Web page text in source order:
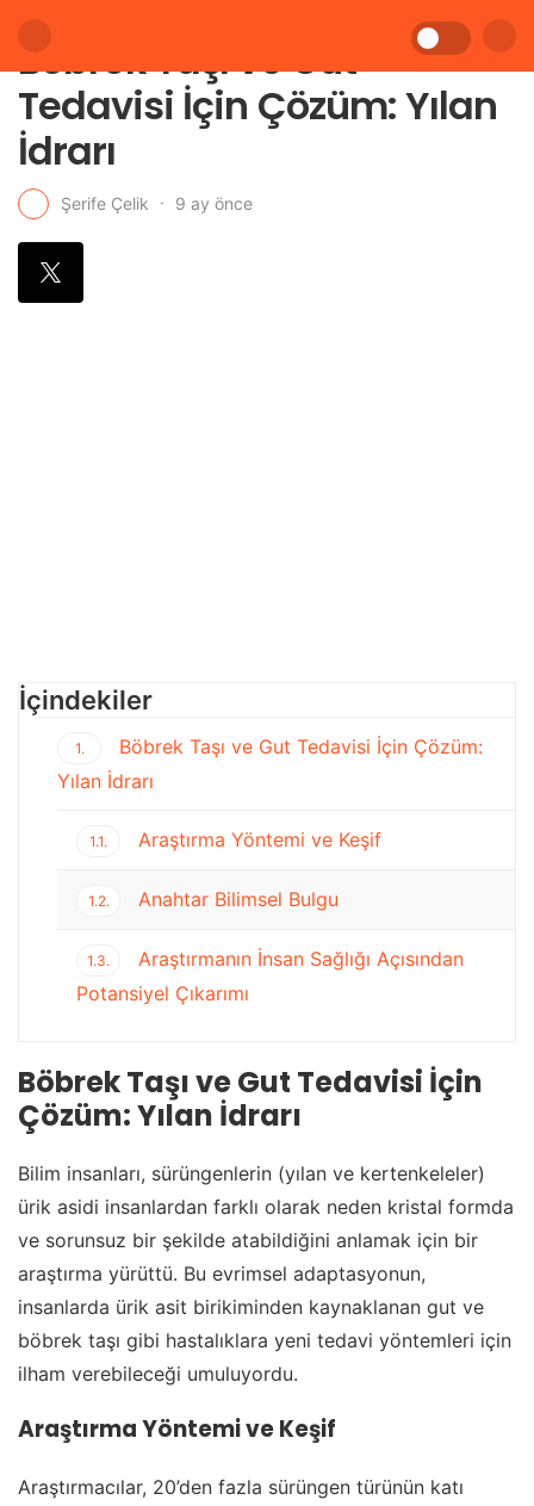
Böbrek Taşı ve Gut
Tedavisi İçin Çözüm: Yılan
İdrarı
Şerife Çelik 9 ay önce
İçindekiler
1.
Böbrek Taşı ve Gut Tedavisi İçin Çözüm:
Yılan İdrarı
1.1. Araştırma Yöntemi ve Keşif
1.2. Anahtar Bilimsel Bulgu
1.3.
Araştırmanın İnsan Sağlığı Açısından
Potansiyel Çıkarımı
Böbrek Taşı ve Gut Tedavisi İçin
Çözüm: Yılan İdrarı
Bilim insanları, sürüngenlerin (yılan ve kertenkeleler)
ürik asidi insanlardan farklı olarak neden kristal formda
ve sorunsuz bir şekilde atabildiğini anlamak için bir
araştırma yürüttü. Bu evrimsel adaptasyonun,
insanlarda ürik asit birikiminden kaynaklanan gut ve
böbrek taşı gibi hastalıklara yeni tedavi yöntemleri için
ilham verebileceği umuluyordu.
Araştırma Yöntemi ve Keşif
Araştırmacılar, 20’den fazla sürüngen türünün katı